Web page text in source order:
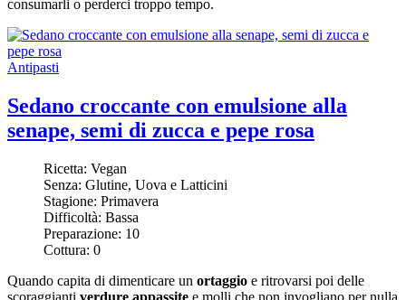
consumarli o perderci troppo tempo.
Antipasti
Sedano croccante con emulsione alla
senape, semi di zucca e pepe rosa
Ricetta: Vegan
Senza: Glutine, Uova e Latticini
Stagione: Primavera
Difficoltà: Bassa
Preparazione: 10
Cottura: 0
Quando capita di dimenticare un ortaggio e ritrovarsi poi delle
scoraggianti verdure appassite e molli che non invogliano per nulla